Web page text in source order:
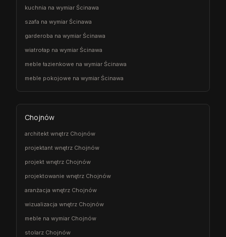
kuchnia na wymiar Ścinawa
szafa na wymiar Ścinawa
garderoba na wymiar Ścinawa
wiatrołap na wymiar Ścinawa
meble łazienkowe na wymiar Ścinawa
meble pokojowe na wymiar Ścinawa
Chojnów
architekt wnętrz Chojnów
projektant wnętrz Chojnów
projekt wnętrz Chojnów
projektowanie wnętrz Chojnów
aranżacja wnętrz Chojnów
wizualizacja wnętrz Chojnów
meble na wymiar Chojnów
stolarz Chojnów